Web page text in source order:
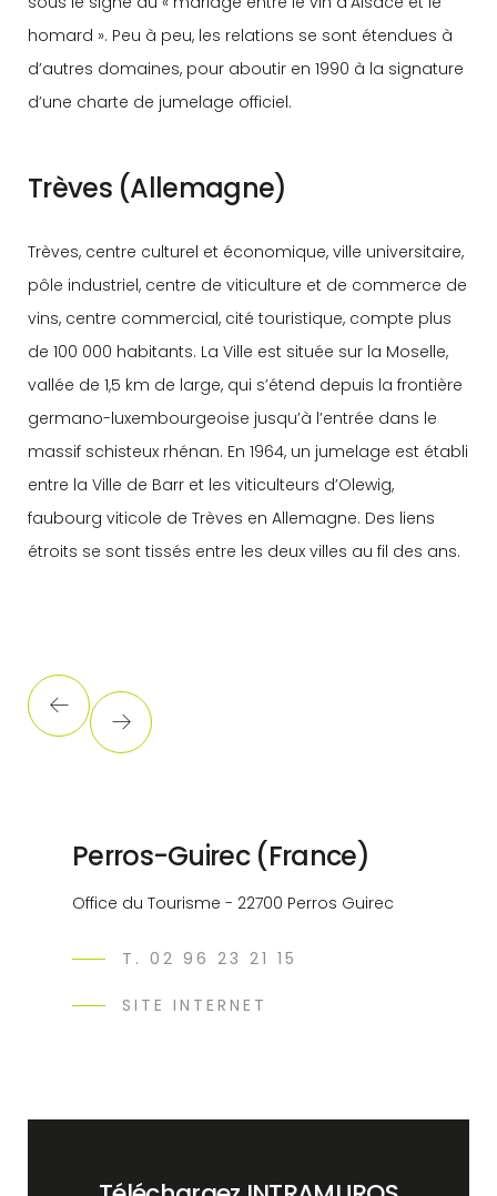
homard ». Peu à peu, les relations se sont étendues à
d’autres domaines, pour aboutir en 1990 à la signature
d’une charte de jumelage officiel.
Trèves (Allemagne)
Trèves, centre culturel et économique, ville universitaire,
pôle industriel, centre de viticulture et de commerce de
vins, centre commercial, cité touristique, compte plus
de 100 000 habitants. La Ville est située sur la Moselle,
vallée de 1,5 km de large, qui s’étend depuis la frontière
germano-luxembourgeoise jusqu’à l’entrée dans le
massif schisteux rhénan. En 1964, un jumelage est établi
entre la Ville de Barr et les viticulteurs d’Olewig,
faubourg viticole de Trèves en Allemagne. Des liens
étroits se sont tissés entre les deux villes au fil des ans.
Perros-Guirec (France)
Office du Tourisme - 22700 Perros Guirec
T. 02 96 23 21 15
SITE INTERNET